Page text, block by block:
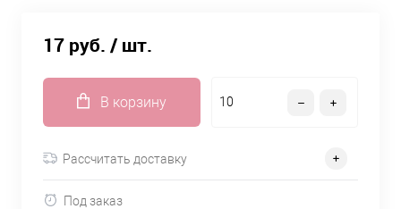
17 руб. / шт.
В корзину
Рассчитать доставку
Под заказ